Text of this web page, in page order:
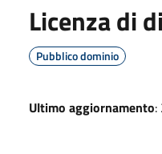
Licenza di
Pubblico dominio
Ultimo aggiornamento: